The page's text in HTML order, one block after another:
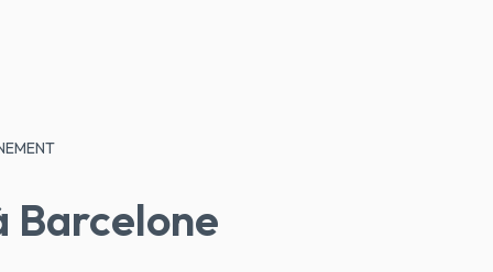
Barcelone